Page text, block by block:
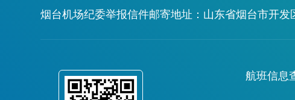
烟台机场纪委举报信件邮寄地址：山东省烟台市开
航班信息